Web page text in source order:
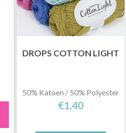
DROPS COTTON LIGHT
50% Katoen / 50% Polyester
€1,40